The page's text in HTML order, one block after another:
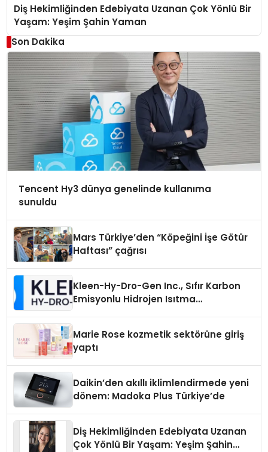
Diş Hekimliğinden Edebiyata Uzanan Çok Yönlü Bir
Yaşam: Yeşim Şahin Yaman
Son Dakika
Tencent Hy3 dünya genelinde kullanıma
sunuldu
Mars Türkiye’den “Köpeğini İşe Götür
Haftası” çağrısı
Kleen-Hy-Dro-Gen Inc., Sıfır Karbon
Emisyonlu Hidrojen Isıtma
Marie Rose kozmetik sektörüne giriş
yaptı
Daikin’den akıllı iklimlendirmede yeni
dönem: Madoka Plus Türkiye’de
Diş Hekimliğinden Edebiyata Uzanan
Çok Yönlü Bir Yaşam: Yeşim Şahin